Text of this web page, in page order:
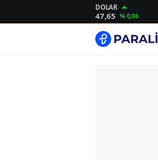
DOLAR
47,65 % 0,06